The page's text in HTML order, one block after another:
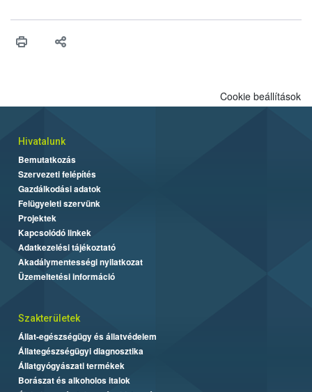
vonni az ebek viselkedésének megítélésében jártas szakértőt.
Cookie beállítások
Hivatalunk
Bemutatkozás
Szervezeti felépítés
Gazdálkodási adatok
Felügyeleti szervünk
Projektek
Kapcsolódó linkek
Adatkezelési tájékoztató
Akadálymentességi nyilatkozat
Üzemeltetési információ
Szakterületek
Állat-egészségügy és állatvédelem
Állategészségügyi diagnosztika
Állatgyógyászati termékek
Borászat és alkoholos italok